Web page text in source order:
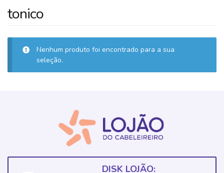
conteúdo
tonico
Nenhum produto foi encontrado para a sua
seleção.
DISK LOJÃO: